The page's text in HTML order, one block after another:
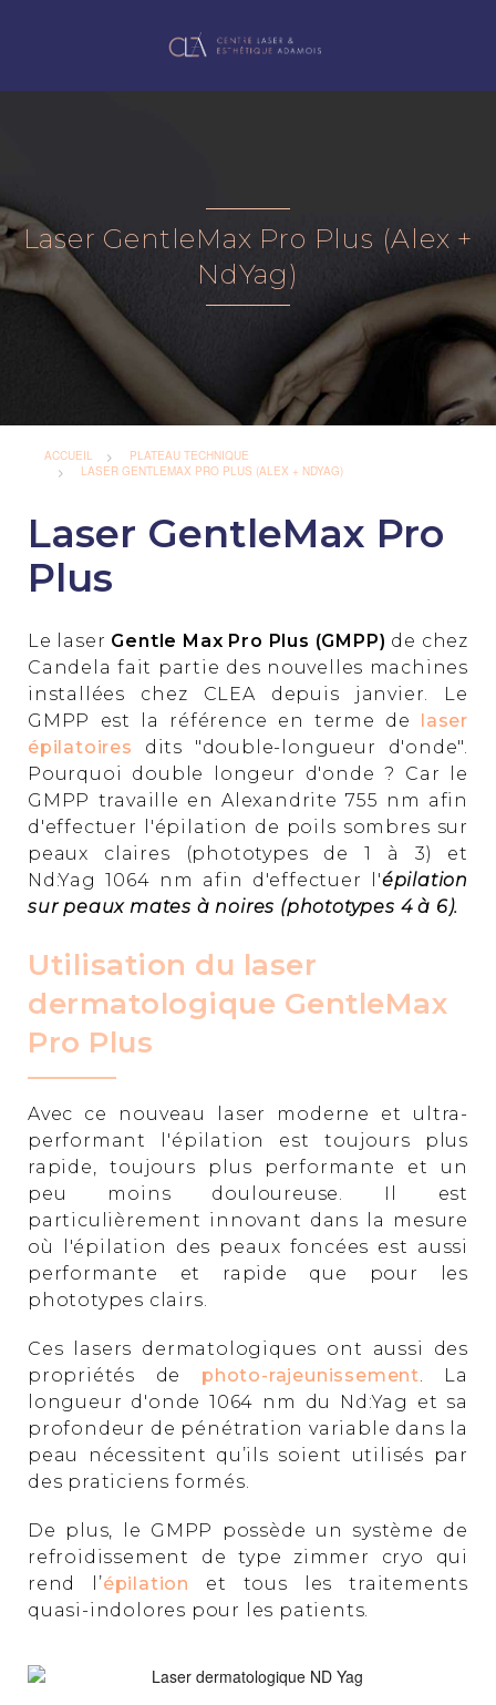
Laser GentleMax Pro Plus (Alex +
NdYag)
ACCUEIL
PLATEAU TECHNIQUE
LASER GENTLEMAX PRO PLUS (ALEX + NDYAG)
Laser GentleMax Pro
Plus
Le laser Gentle Max Pro Plus (GMPP) de chez
Candela fait partie des nouvelles machines
installées chez CLEA depuis janvier. Le
GMPP est la référence en terme de laser
épilatoires dits "double-longueur d'onde".
Pourquoi double longeur d'onde ? Car le
GMPP travaille en Alexandrite 755 nm afin
d'effectuer l'épilation de poils sombres sur
peaux claires (phototypes de 1 à 3) et
Nd:Yag 1064 nm afin d'effectuer l'épilation
sur peaux mates à noires (phototypes 4 à 6).
Utilisation du laser
dermatologique GentleMax
Pro Plus
Avec ce nouveau laser moderne et ultra-
performant l'épilation est toujours plus
rapide, toujours plus performante et un
peu moins douloureuse. Il est
particulièrement innovant dans la mesure
où l'épilation des peaux foncées est aussi
performante et rapide que pour les
phototypes clairs.
Ces lasers dermatologiques ont aussi des
propriétés de photo-rajeunissement. La
longueur d'onde 1064 nm du Nd:Yag et sa
profondeur de pénétration variable dans la
peau nécessitent qu’ils soient utilisés par
des praticiens formés.
De plus, le GMPP possède un système de
refroidissement de type zimmer cryo qui
rend l’épilation
et tous les traitements
quasi-indolores pour les patients.